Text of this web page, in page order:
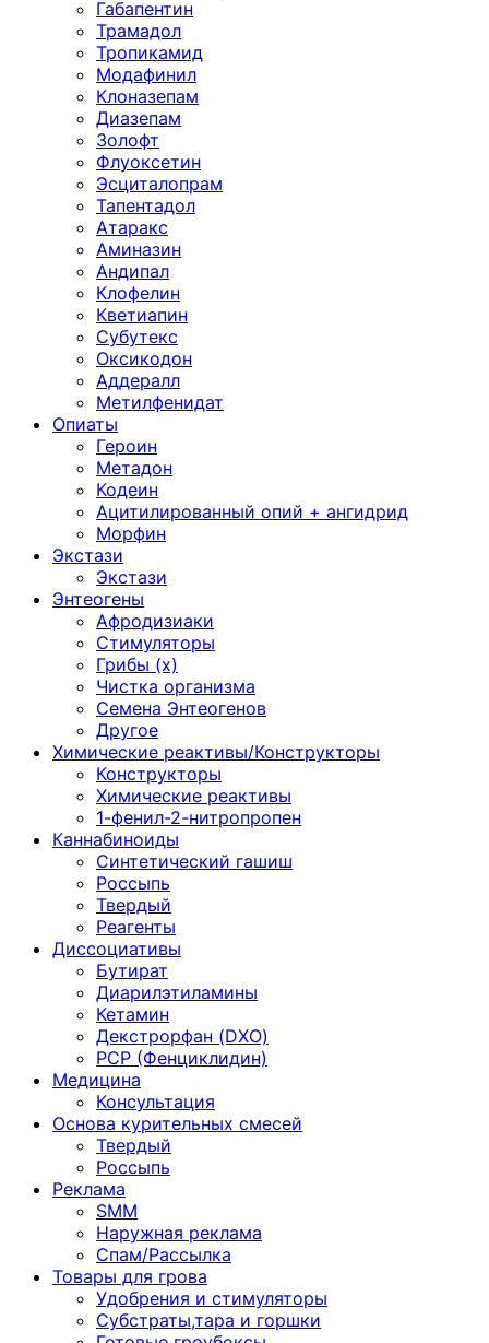
Габапентин
Трамадол
Тропикамид
Модафинил
Клоназепам
Диазепам
Золофт
Флуоксетин
Эсциталопрам
Тапентадол
Атаракс
Аминазин
Андипал
Клофелин
Кветиапин
Субутекс
Оксикодон
Аддералл
Метилфенидат
Опиаты
Героин
Метадон
Кодеин
Ацитилированный опий + ангидрид
Морфин
Экстази
Экстази
Энтеогены
Афродизиаки
Стимуляторы
Грибы (х)
Чистка организма
Семена Энтеогенов
Другое
Химические реактивы/Конструкторы
Конструкторы
Химические реактивы
1-фенил-2-нитропропен
Каннабиноиды
Синтетический гашиш
Россыпь
Твердый
Реагенты
Диссоциативы
Бутират
Диарилэтиламины
Кетамин
Декстрорфан (DXO)
PCP (Фенциклидин)
Медицина
Консультация
Основа курительных смесей
Твердый
Россыпь
Реклама
SMM
Наружная реклама
Спам/Рассылка
Товары для грова
Удобрения и стимуляторы
Субстраты,тара и горшки